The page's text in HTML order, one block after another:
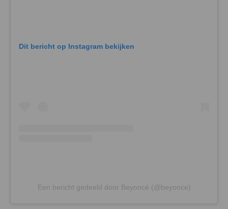
Dit bericht op Instagram bekijken
Een bericht gedeeld door Beyoncé (@beyonce)